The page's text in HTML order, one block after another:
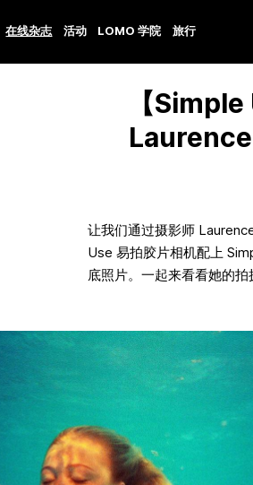
在线杂志 活动 LOMO 学院 旅行
【
让我们通过摄影师
Use 易拍胶片相机配上
底照片。一起来看看她的拍